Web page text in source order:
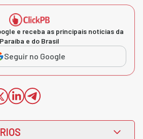
e receba as principais notícias da
Paraíba e do Brasil
Seguir no Google